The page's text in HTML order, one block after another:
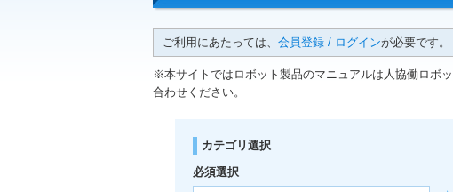
ご利用にあたっては、 会員登録 / ログインが必要です。
※本サイトではロボット製品のマニュアルは人協働ロボ
合わせください。
カテゴリ選択
必須選択